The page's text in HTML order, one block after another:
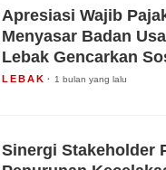
Apresiasi Wajib
Menyasar Badan
Lebak Gencarkan
Digital dan Program
LEBAK 1 bulan yang lalu
Sinergi Stakeholder